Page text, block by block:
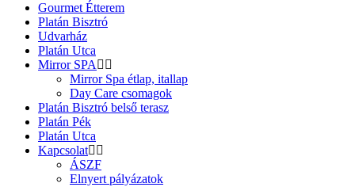
Gourmet Étterem
Platán Bisztró
Udvarház
Platán Utca
Mirror SPA
Mirror Spa étlap, itallap
Day Care csomagok
Platán Bisztró belső terasz
Platán Pék
Platán Utca
Kapcsolat
ÁSZF
Elnyert pályázatok